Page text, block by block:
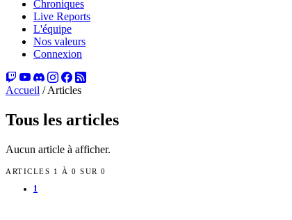
Chroniques
Live Reports
L'équipe
Nos valeurs
Connexion
Accueil / Articles
Tous les articles
Aucun article à afficher.
ARTICLES 1 À 0 SUR 0
1